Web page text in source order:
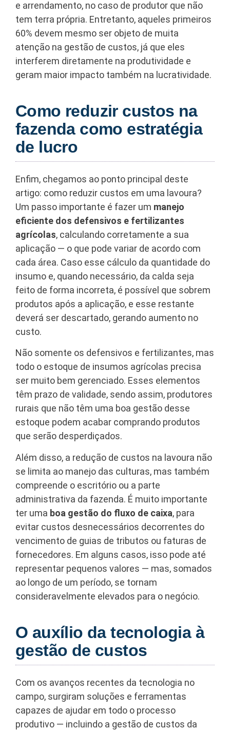
e arrendamento, no caso de produtor que não
tem terra própria. Entretanto, aqueles primeiros
60% devem mesmo ser objeto de muita
atenção na gestão de custos, já que eles
interferem diretamente na produtividade e
geram maior impacto também na lucratividade.
Como reduzir custos na
fazenda como estratégia
de lucro
Enfim, chegamos ao ponto principal deste
artigo: como reduzir custos em uma lavoura?
Um passo importante é fazer um manejo
eficiente dos defensivos e fertilizantes
agrícolas, calculando corretamente a sua
aplicação — o que pode variar de acordo com
cada área. Caso esse cálculo da quantidade do
insumo e, quando necessário, da calda seja
feito de forma incorreta, é possível que sobrem
produtos após a aplicação, e esse restante
deverá ser descartado, gerando aumento no
custo.
Não somente os defensivos e fertilizantes, mas
todo o estoque de insumos agrícolas precisa
ser muito bem gerenciado. Esses elementos
têm prazo de validade, sendo assim, produtores
rurais que não têm uma boa gestão desse
estoque podem acabar comprando produtos
que serão desperdiçados.
Além disso, a redução de custos na lavoura não
se limita ao manejo das culturas, mas também
compreende o escritório ou a parte
administrativa da fazenda. É muito importante
ter uma boa gestão do fluxo de caixa, para
evitar custos desnecessários decorrentes do
vencimento de guias de tributos ou faturas de
fornecedores. Em alguns casos, isso pode até
representar pequenos valores — mas, somados
ao longo de um período, se tornam
consideravelmente elevados para o negócio.
O auxílio da tecnologia à
gestão de custos
Com os avanços recentes da tecnologia no
campo, surgiram soluções e ferramentas
capazes de ajudar em todo o processo
produtivo — incluindo a gestão de custos da